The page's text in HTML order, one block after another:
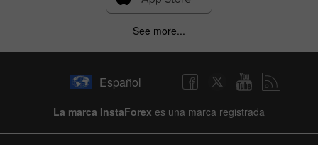
See more...
Español
La marca InstaForex es una marca registrada